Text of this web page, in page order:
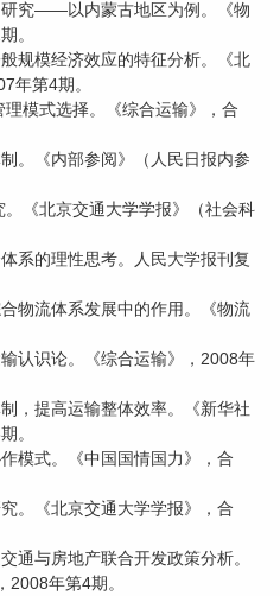
究——以内蒙古地区为例。《物
。
规模经济效应的特征分析。《北
年第4期。
模式选择。《综合运输》，合
。《内部参阅》（人民日报内参
《北京交通大学学报》（社会科
系的理性思考。人民大学报刊复
物流体系发展中的作用。《物流
认识论。《综合运输》，2008年
，提高运输整体效率。《新华社
。
模式。《中国国情国力》，合
。《北京交通大学学报》，合
通与房地产联合开发政策分析。
2008年第4期。